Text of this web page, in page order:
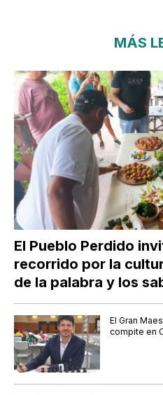
MÁS
El Pueblo Perdido
recorrido por la
de la palabra y los
El Gran
compite en